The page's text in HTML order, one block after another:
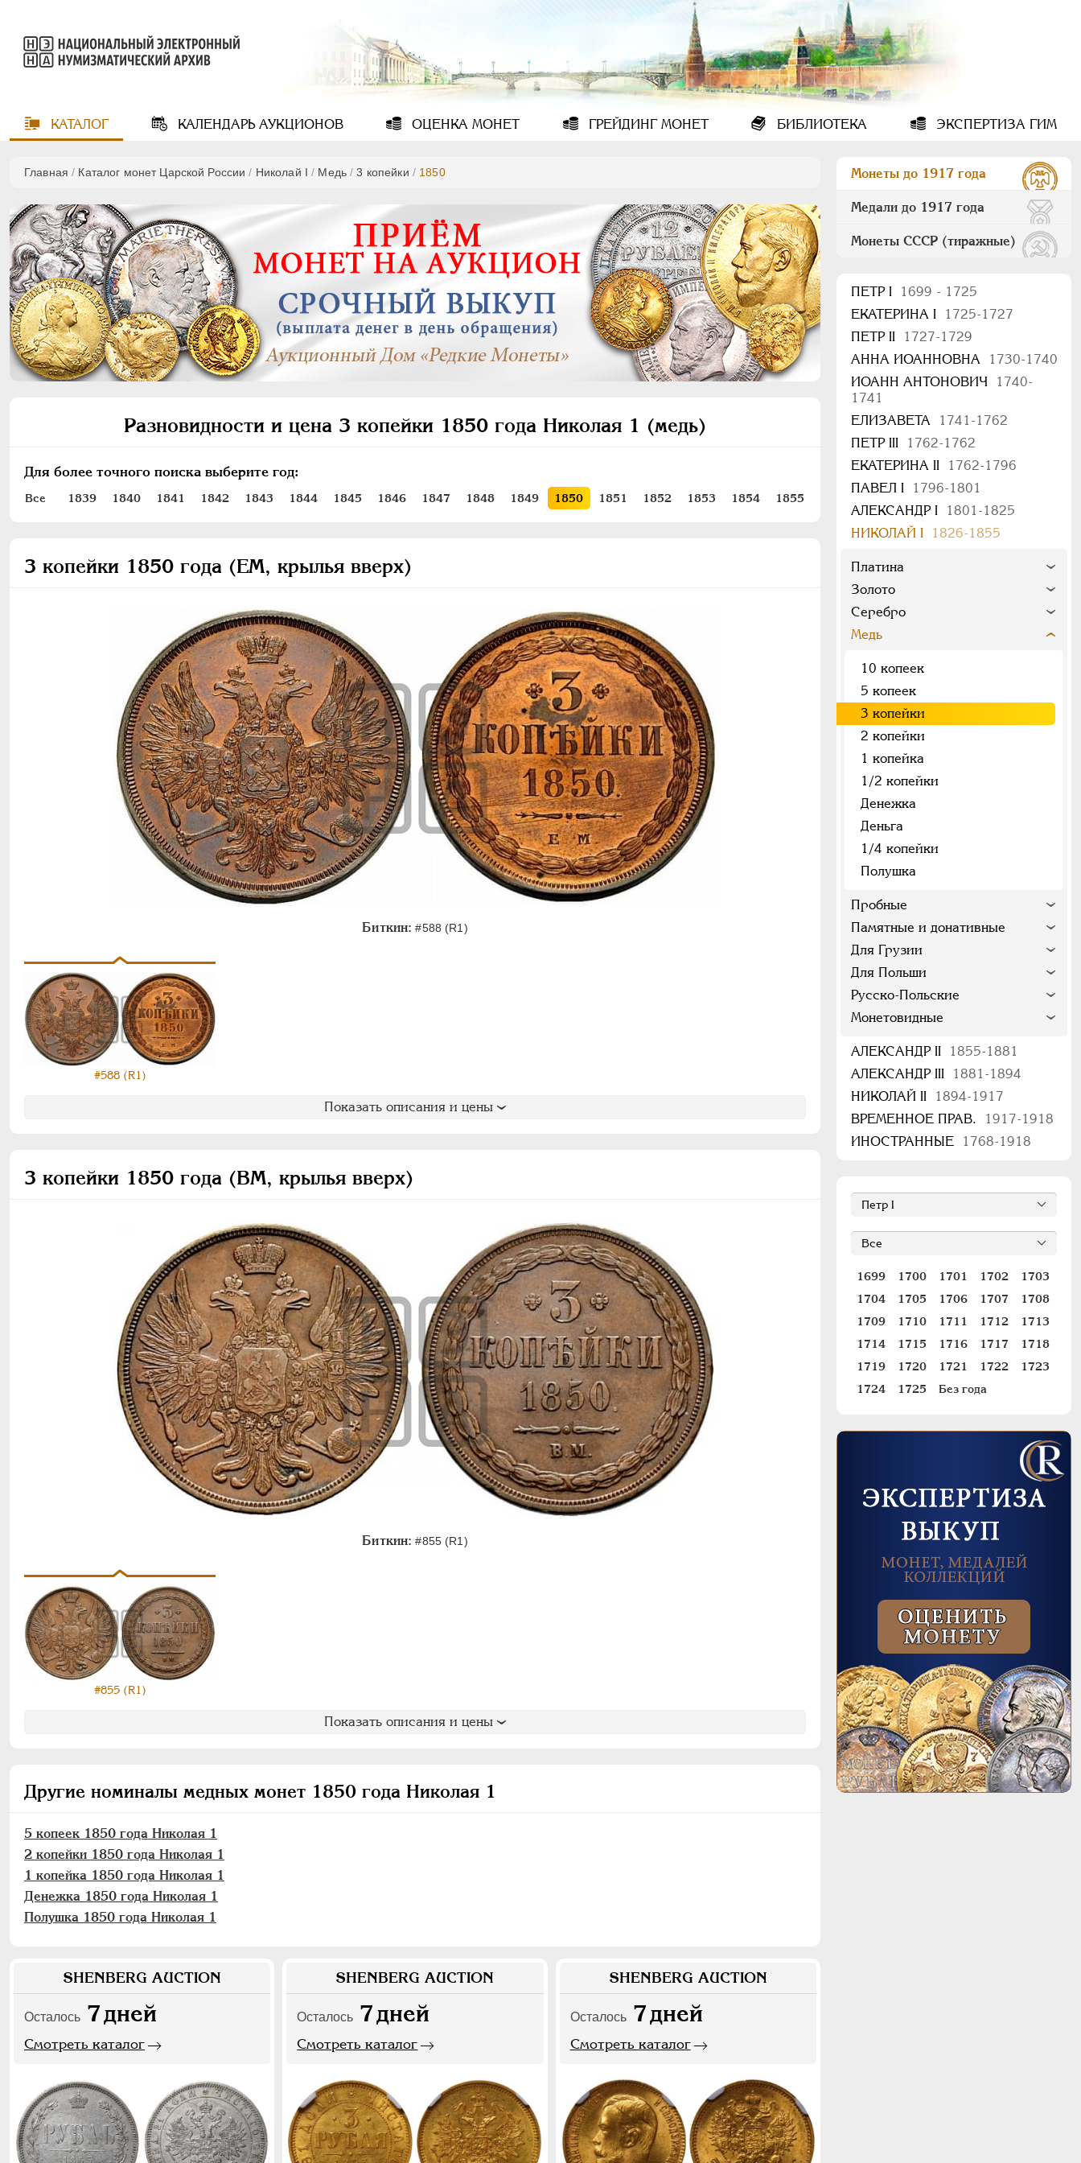
КАТАЛОГ КАЛЕНДАРЬАУКЦИОНОВ ОЦЕНКА МОНЕТ ГРЕЙДИНГМОНЕТ БИБЛИОТЕКА ЭКСПЕРТИЗА ГИМ
Главная / Каталог монет Царской России / Николай I / Медь /3 копейки / 1850
Разновидности и цена 3 копейки 1850 года Николая 1 (медь)
Для более точного поиска выберите год:
Все 1839 1840 1841 1842 1843 1844 1845 1846 1847 1848 1849 1850 1851 1852 1853 1854 1855
3 копейки 1850 года (ЕМ, крылья вверх)
Биткин: #588 (R1)
#588 (R1)
Показать описания и цены
3 копейки 1850 года (ВМ, крылья вверх)
Биткин: #855 (R1)
#855 (R1)
Показать описания и цены
Другие номиналы медных монет 1850 года Николая 1
5 копеек 1850 года Николая 1
2 копейки 1850 года Николая 1
1 копейка 1850 года Николая 1
Денежка 1850 года Николая 1
Полушка 1850 года Николая 1
SHENBERG AUCTION
Осталось 7дней
Смотреть каталог
SHENBERG AUCTION
Осталось 7дней
Смотреть каталог
SHENBERG AUCTION
Осталось 7дней
Смотреть каталог
Монеты до 1917 года
Медали до 1917 года
Монеты СССР (тиражные)
ПEТР I
1699 - 1725
ЕКАТЕРИНА I
1725-1727
ПЕТР II
1727-1729
АННА ИОАННОВНА
1730-1740
ИОАНН АНТОНОВИЧ
1740-
1741
ЕЛИЗАВЕТА
1741-1762
ПЕТР III
1762-1762
ЕКАТЕРИНА II
1762-1796
ПАВЕЛ I
1796-1801
АЛЕКСАНДР I
1801-1825
НИКОЛАЙ I
1826-1855
Платина
Золото
Серебро
Медь
10 копеек
5 копеек
3 копейки
2 копейки
1 копейка
1/2 копейки
Денежка
Деньга
1/4 копейки
Полушка
Пробные
Памятные и донативные
Для Грузии
Для Польши
Русско-Польские
Монетовидные
АЛЕКСАНДР II
1855-1881
АЛЕКСАНДР III
1881-1894
НИКОЛАЙ II
1894-1917
ВРЕМЕННОЕ ПРАВ.
1917-1918
ИНОСТРАННЫЕ
1768-1918
1699 1700 1701 1702
1703
1704
1705 1706 1707
1708
1709
1710 1711 1712
1713
1714
1715 1716 1717
1718
1719
1720 1721 1722
1723
1724
1725 Без года